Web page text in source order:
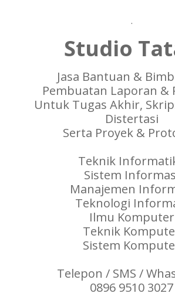
.
Studio
Jasa Bantuan &
Pembuatan Laporan &
Untuk Tugas Akhir,
Distertasi
Serta Proyek &
Teknik
Sistem
Manajemen
Teknologi
Ilmu Komputer
Teknik
Sistem
Telepon / SMS /
0896 9510 3027